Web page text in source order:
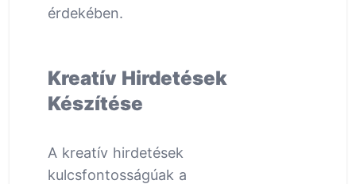
érdekében.
Kreatív Hirdetések
Készítése
A kreatív hirdetések
kulcsfontosságúak a